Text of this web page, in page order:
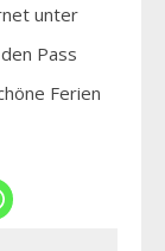
unter
Pass
Ferien